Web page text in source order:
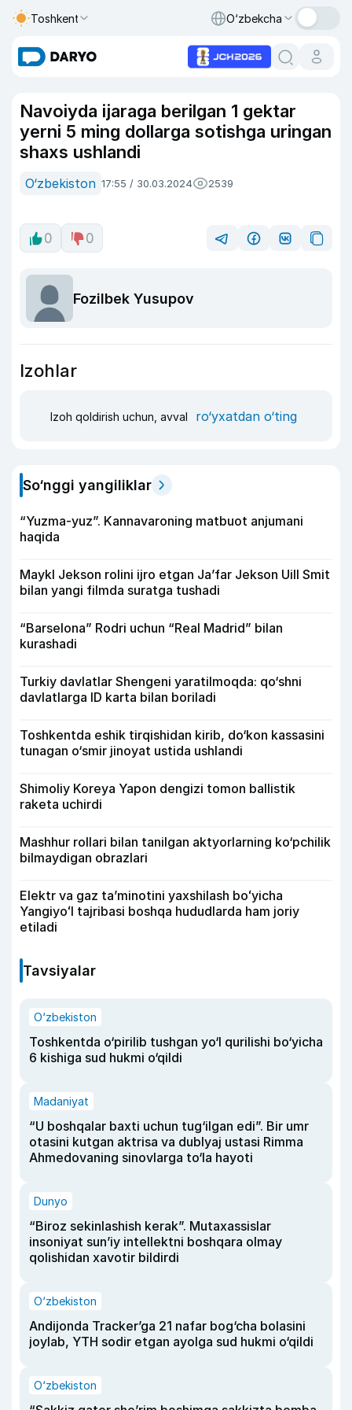
Toshkent O‘zbekcha
Navoiyda ijaraga berilgan 1 gektar
yerni 5 ming dollarga sotishga uringan
shaxs ushlandi
O‘zbekiston 17:55 / 30.03.2024 2539
0 0
Fozilbek Yusupov
Izohlar
Izoh qoldirish uchun, avval ro‘yxatdan o‘ting
So‘nggi yangiliklar
“Yuzma-yuz”. Kannavaroning matbuot anjumani
haqida
Maykl Jekson rolini ijro etgan Ja’far Jekson Uill Smit
bilan yangi filmda suratga tushadi
“Barselona” Rodri uchun “Real Madrid” bilan
kurashadi
Turkiy davlatlar Shengeni yaratilmoqda: qo‘shni
davlatlarga ID karta bilan boriladi
Toshkentda eshik tirqishidan kirib, do‘kon kassasini
tunagan o‘smir jinoyat ustida ushlandi
Shimoliy Koreya Yapon dengizi tomon ballistik
raketa uchirdi
Mashhur rollari bilan tanilgan aktyorlarning ko‘pchilik
bilmaydigan obrazlari
Elektr va gaz taʼminotini yaxshilash boʻyicha
Yangiyoʻl tajribasi boshqa hududlarda ham joriy
etiladi
Tavsiyalar
O‘zbekiston
Toshkentda o‘pirilib tushgan yo‘l qurilishi bo‘yicha
6 kishiga sud hukmi o‘qildi
Madaniyat
“U boshqalar baxti uchun tug‘ilgan edi”. Bir umr
otasini kutgan aktrisa va dublyaj ustasi Rimma
Ahmedovaning sinovlarga to‘la hayoti
Dunyo
“Biroz sekinlashish kerak”. Mutaxassislar
insoniyat sun’iy intellektni boshqara olmay
qolishidan xavotir bildirdi
O‘zbekiston
Andijonda Tracker’ga 21 nafar bog‘cha bolasini
joylab, YTH sodir etgan ayolga sud hukmi o‘qildi
O‘zbekiston